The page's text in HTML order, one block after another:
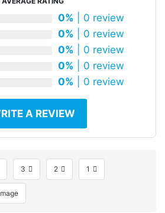
0% | 0 review
0% | 0 review
0% | 0 review
0% | 0 review
0% | 0 review
A REVIEW
3 2 1